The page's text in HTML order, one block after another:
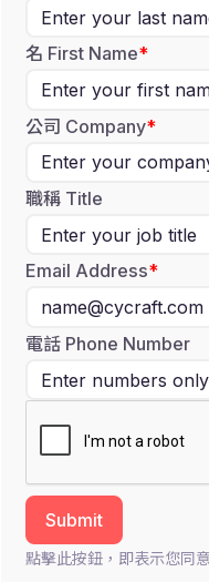
名 First Name
公司 Company
職稱 Title
Email Address
電話 Phone Number
點擊此按鈕，即表示您同